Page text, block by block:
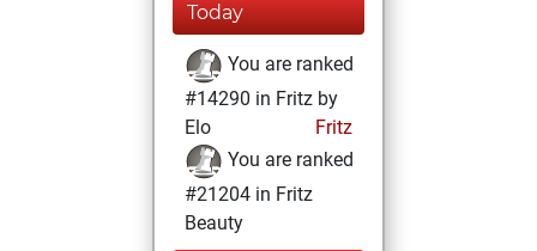
Today
You are ranked
#14290 in Fritz by
Elo
Fritz
You are ranked
#21204 in Fritz
Beauty